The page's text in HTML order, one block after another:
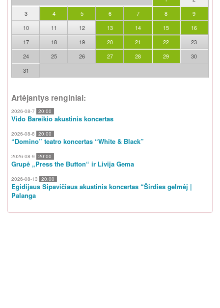
3
4 5 6 7 8
9
10
11 12 13 14 15
16
17
18 19 20 21 22
23
24
25 26 27 28 29
30
31
Artėjantys renginiai:
2026-08-7 20:00
Vido Bareikio akustinis koncertas
2026-08-8 20:00
“Domino” teatro koncertas “White & Black”
2026-08-9 20:00
Grupė „Press the Button“ ir Livija Gema
2026-08-13 20:00
Egidijaus Sipavičiaus akustinis koncertas “Širdies gelmėj |
Palanga